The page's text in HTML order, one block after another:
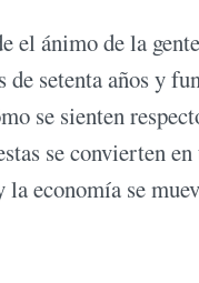
el ánimo de la
setenta años y
se sienten
se convierten
economía se